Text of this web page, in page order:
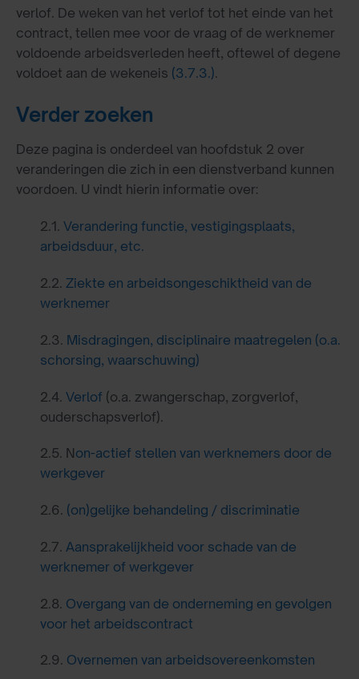
verlof. De weken van het verlof tot het einde van het
contract, tellen mee voor de vraag of de werknemer
voldoende arbeidsverleden heeft, oftewel of degene
voldoet aan de wekeneis (3.7.3.).
Verder zoeken
Deze pagina is onderdeel van hoofdstuk 2 over
veranderingen die zich in een dienstverband kunnen
voordoen. U vindt hierin informatie over:
2.1. Verandering functie, vestigingsplaats,
arbeidsduur, etc.
2.2. Ziekte en arbeidsongeschiktheid van de
werknemer
2.3. Misdragingen, disciplinaire maatregelen (o.a.
schorsing, waarschuwing)
2.4. Verlof (o.a. zwangerschap, zorgverlof,
ouderschapsverlof).
2.5. Non-actief stellen van werknemers door de
werkgever
2.6. (on)gelijke behandeling / discriminatie
2.7. Aansprakelijkheid voor schade van de
werknemer of werkgever
2.8. Overgang van de onderneming en gevolgen
voor het arbeidscontract
2.9. Overnemen van arbeidsovereenkomsten